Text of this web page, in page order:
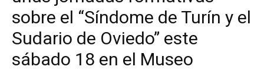
sobre el “Síndome de Turín y el
Sudario de Oviedo” este
sábado 18 en el Museo